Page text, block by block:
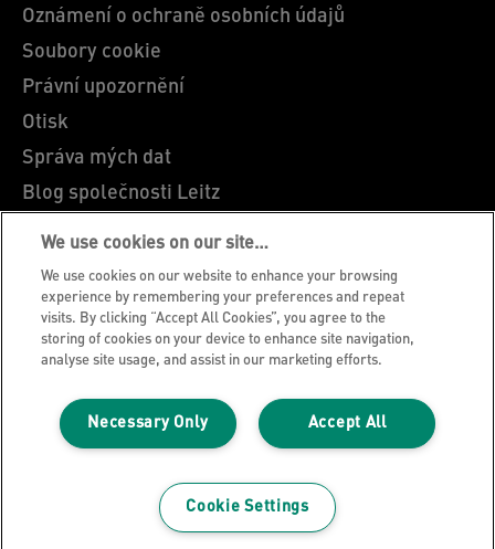
Oznámení o ochraně osobních údajů
Soubory cookie
Právní upozornění
Otisk
Správa mých dat
Blog společnosti Leitz
Kariéra
Leitz EasyPrint
Zákaznická podpora
Pokyny pro recyklaci obalů
Záruční podmínky
Prohlášení o shodě
Mapa stránek
©2026 ACCO Brands
We use cookies on our site…
We use cookies on our website to enhance your browsing
experience by remembering your preferences and repeat
visits. By clicking “Accept All Cookies”, you agree to the
storing of cookies on your device to enhance site navigation,
analyse site usage, and assist in our marketing efforts.
Accept All
Necessary Only
Cookie Settings